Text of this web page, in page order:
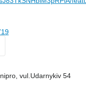
vul.Udarnykiv 54